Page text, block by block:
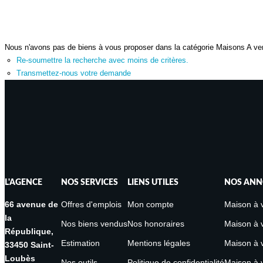
Nous n'avons pas de biens à vous proposer dans la catégorie Maisons A
Re-soumettre la recherche avec moins de critères.
Transmettez-nous votre demande
L'AGENCE
66 avenue de
la
République,
33450 Saint-
Loubès
NOS SERVICES
Offres d'emplois
Nos biens vendus
Estimation
LIENS UTILES
Mon compte
Nos honoraires
Mentions légales
NOS
Maison à
Maison à
Maison à